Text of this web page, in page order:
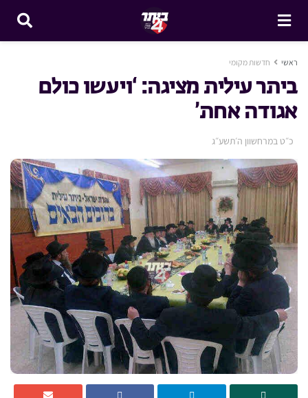
ראשי חדשות מקומי
ביתר עילית מציגה: ‘ויעשו כולם
אגודה אחת’
כ״ט במרחשוון ה׳תשע״ג